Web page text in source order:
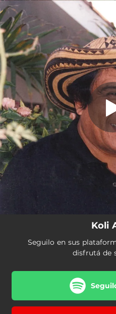
You're all set!
Koli
Seguilo en sus
disfrutá de